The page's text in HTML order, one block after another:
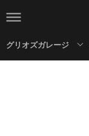
グリオズガレージ